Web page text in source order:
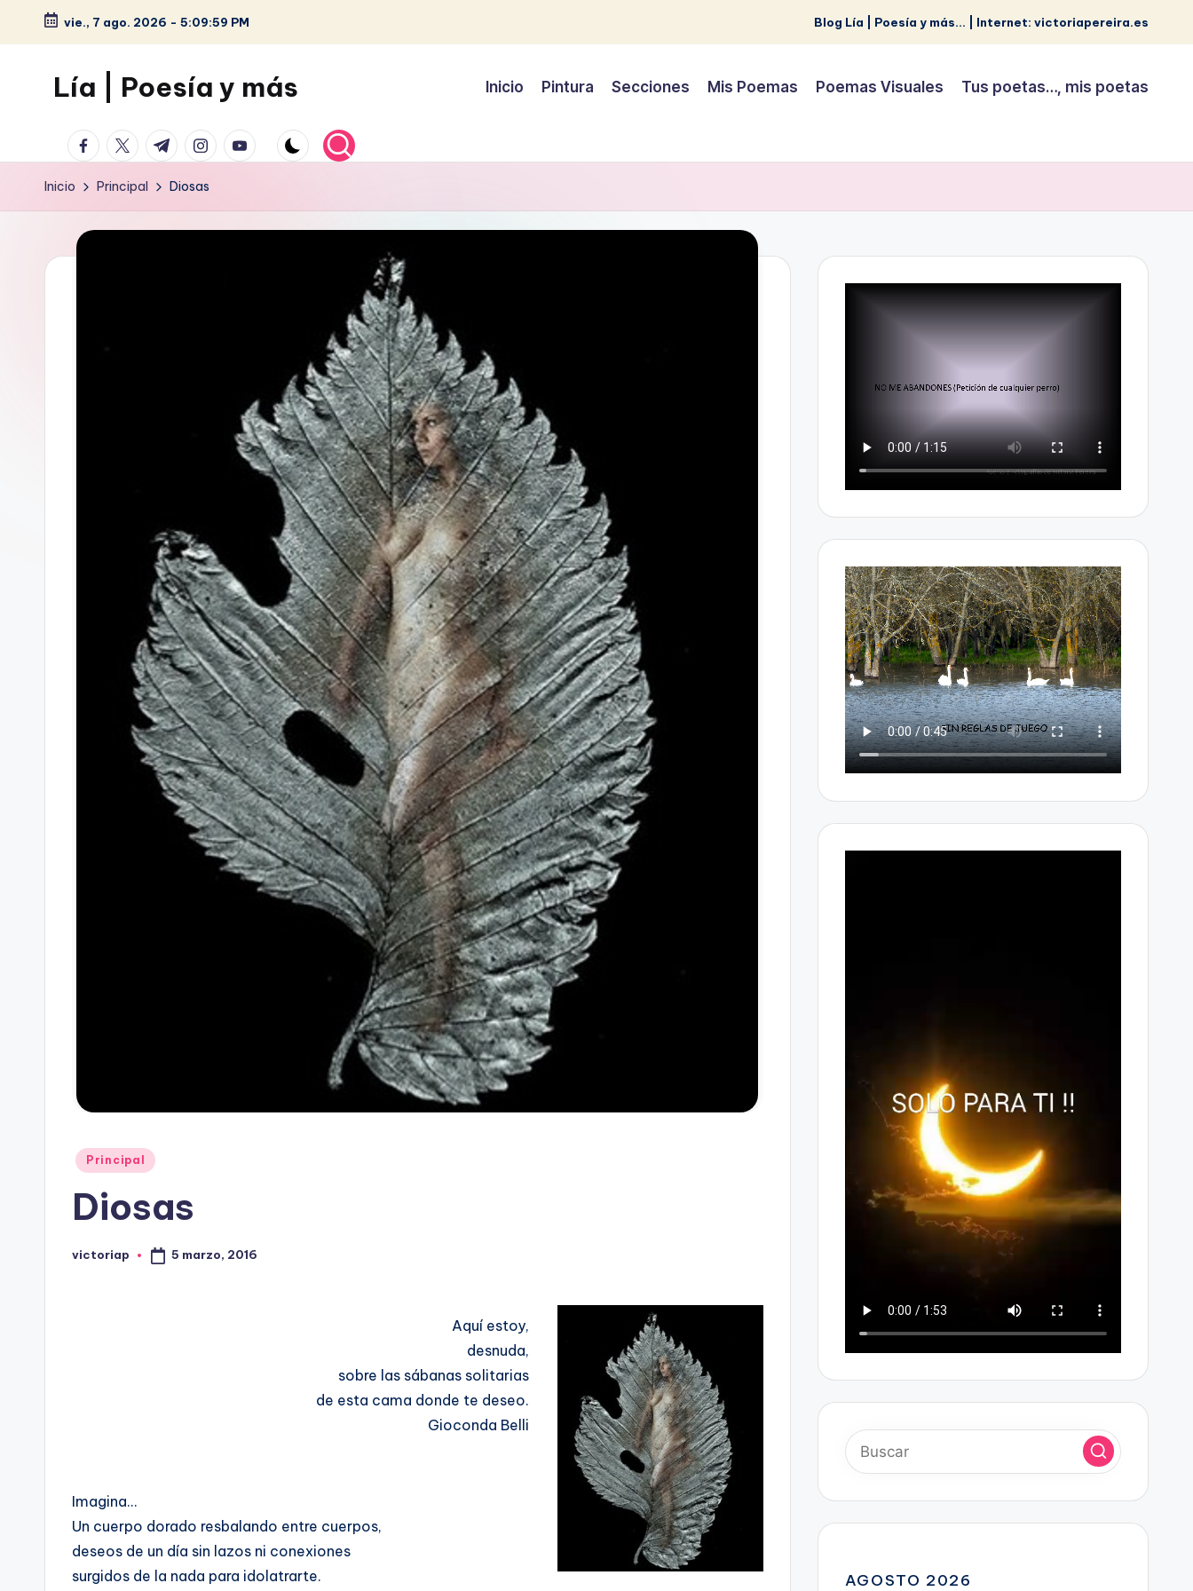
Saltar
contenido
vie., 7 ago. 2026 - 5:10:00 PM Blog Lía | Poesía y más... | Internet: victoriapereira.es
Lía | Poesía y más Inicio Pintura Secciones Mis Poemas Poemas Visuales Tus poetas…, mis poetas
facebook.com
twitter.com
t.me instagram.com
youtube.com
Inicio Principal Diosas
Publicado
Principal
Diosas
Publicado
victoriap 5 marzo, 2016
Aquí estoy,
desnuda,
sobre las sábanas solitarias
de esta cama donde te deseo.
Gioconda Belli
Imagina…
Un cuerpo dorado resbalando entre cuerpos,
deseos de un día sin lazos ni conexiones
surgidos de la nada para idolatrarte.
AGOSTO 2026